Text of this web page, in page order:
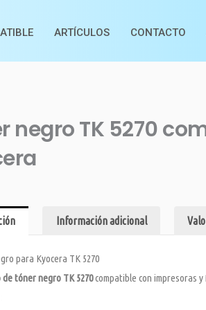
ARTÍCULOS CONTACTO
negro TK 5270
Información adicional
para Kyocera TK 5270
de tóner negro TK 5270compatible con impresoras